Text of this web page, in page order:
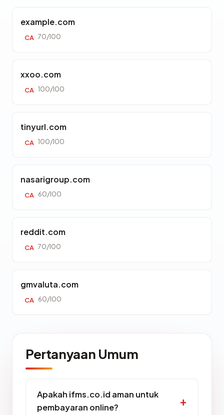
example.com
CA 70/100
xxoo.com
CA 100/100
tinyurl.com
CA 100/100
nasarigroup.com
CA 60/100
reddit.com
CA 70/100
gmvaluta.com
CA 60/100
Pertanyaan Umum
Apakah ifms.co.id aman untuk
pembayaran online?